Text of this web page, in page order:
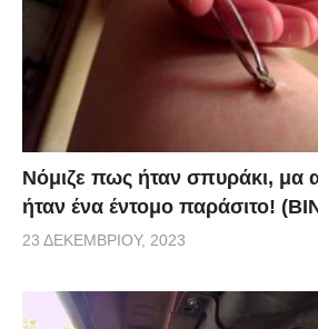
Νόμιζε πως ήταν σπυράκι, μα
ήταν ένα έντομο παράσιτο!
23 ΔΕΚΕΜΒΡΊΟΥ, 2023